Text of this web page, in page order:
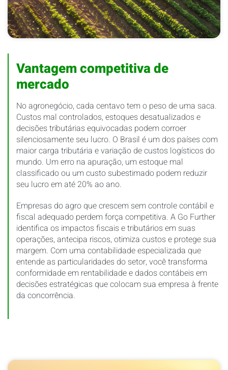
Vantagem competitiva de
mercado
No agronegócio, cada centavo tem o peso de uma saca.
Custos mal controlados, estoques desatualizados e
decisões tributárias equivocadas podem corroer
silenciosamente seu lucro. O Brasil é um dos países com
maior carga tributária e variação de custos logísticos do
mundo. Um erro na apuração, um estoque mal
classificado ou um custo subestimado podem reduzir
seu lucro em até 20% ao ano.
Empresas do agro que crescem sem controle contábil e
fiscal adequado perdem força competitiva. A Go Further
identifica os impactos fiscais e tributários em suas
operações, antecipa riscos, otimiza custos e protege sua
margem. Com uma contabilidade especializada que
entende as particularidades do setor, você transforma
conformidade em rentabilidade e dados contábeis em
decisões estratégicas que colocam sua empresa à frente
da concorrência.